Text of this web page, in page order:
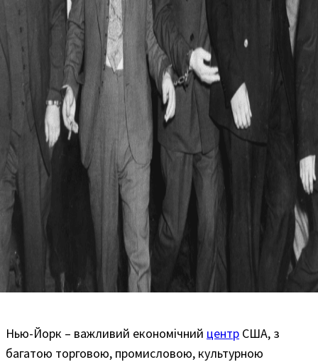
Нью-Йорк – важливий економічний центр США, з
багатою торговою, промисловою, культурною